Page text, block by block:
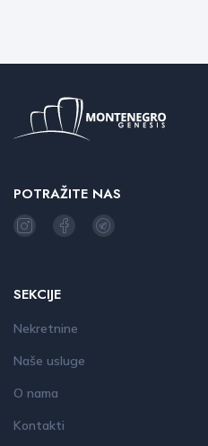
POTRAŽITE NAS
SEKCIJE
Nekretnine
Naše usluge
O nama
Kontakti